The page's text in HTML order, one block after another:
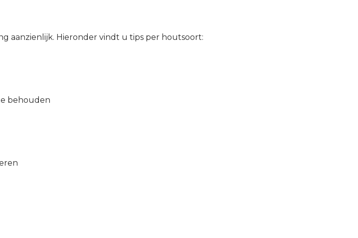
aanzienlijk. Hieronder vindt u tips per houtsoort:
behouden